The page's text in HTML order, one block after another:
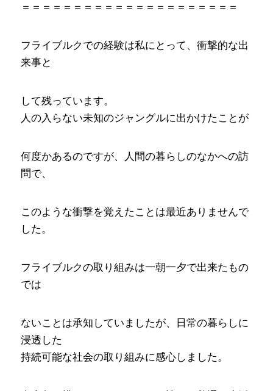
＝＝＝＝＝＝＝＝＝＝＝＝＝＝＝＝＝＝＝＝＝
フライブルクでの経験は私にとって、衝撃的な出
来事と
して残っています。
人の入らない未知のジャングルに出かけたことが
何度かあるのですが、人間の暮らしのなかへの訪
問で、
このような衝撃を覚えたことは最近ありませんで
した。
フライブルクの取り組みは一朝一夕で出来たもの
では
ないことは承知していましたが、日常の暮らしに
浸透した
持続可能な社会の取り組みに感心しました。